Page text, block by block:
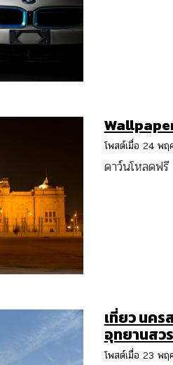
โพสต์เมื่อ 24 พฤ
ดาว์นโหลดฟ
เที่ยว นคร
อุทยานสว
โพสต์เมื่อ 23 พฤ